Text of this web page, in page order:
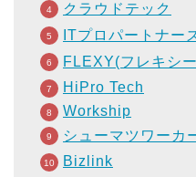
クラウドテック
ITプロパートナー
FLEXY(フレキシ
HiPro Tech
Workship
シューマツワーカ
Bizlink